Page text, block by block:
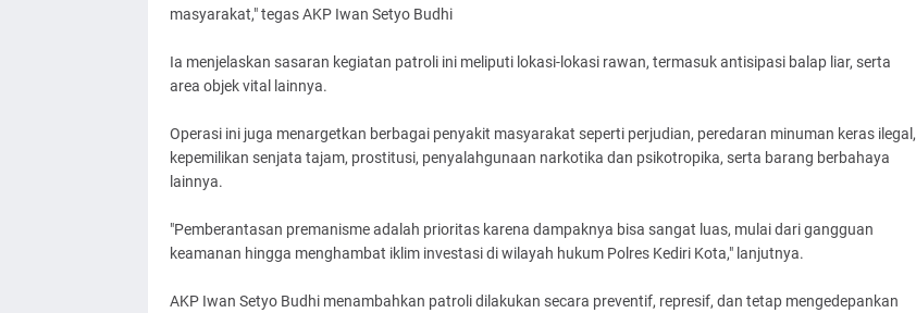
masyarakat," tegas AKP Iwan Setyo Budhi
Ia menjelaskan sasaran kegiatan patroli ini meliputi lokasi-lokasi rawan, termasuk antisipasi balap liar, serta
area objek vital lainnya.
Operasi ini juga menargetkan berbagai penyakit masyarakat seperti perjudian, peredaran minuman keras ilegal,
kepemilikan senjata tajam, prostitusi, penyalahgunaan narkotika dan psikotropika, serta barang berbahaya
lainnya.
"Pemberantasan premanisme adalah prioritas karena dampaknya bisa sangat luas, mulai dari gangguan
keamanan hingga menghambat iklim investasi di wilayah hukum Polres Kediri Kota," lanjutnya.
AKP Iwan Setyo Budhi menambahkan patroli dilakukan secara preventif, represif, dan tetap mengedepankan